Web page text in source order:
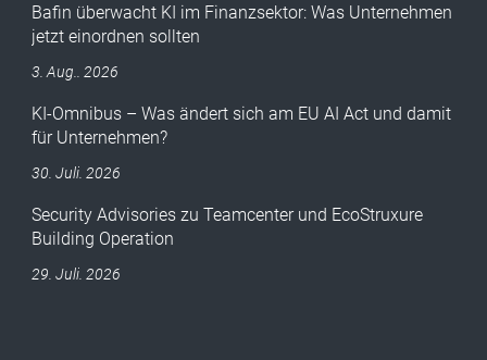
Bafin überwacht KI im Finanzsektor: Was Unternehmen
jetzt einordnen sollten
3. Aug.. 2026
KI-Omnibus – Was ändert sich am EU AI Act und damit
für Unternehmen?
30. Juli. 2026
Security Advisories zu Teamcenter und EcoStruxure
Building Operation
29. Juli. 2026